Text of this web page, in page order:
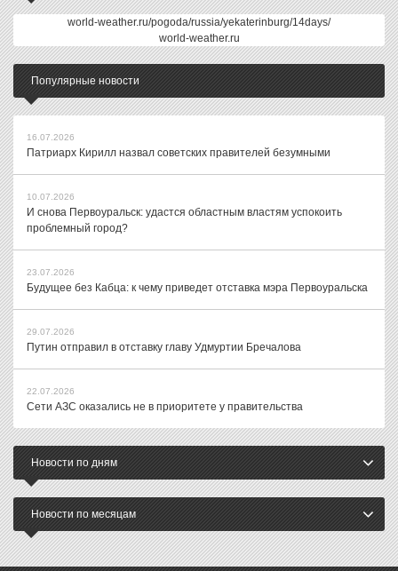
world-weather.ru/pogoda/russia/yekaterinburg/14days/
world-weather.ru
Популярные новости
16.07.2026
Патриарх Кирилл назвал советских правителей безумными
10.07.2026
И снова Первоуральск: удастся областным властям успокоить
проблемный город?
23.07.2026
Будущее без Кабца: к чему приведет отставка мэра Первоуральска
29.07.2026
Путин отправил в отставку главу Удмуртии Бречалова
22.07.2026
Сети АЗС оказались не в приоритете у правительства
Новости по дням
Новости по месяцам